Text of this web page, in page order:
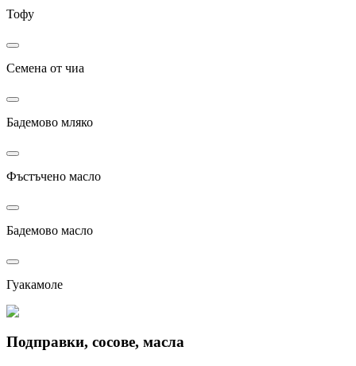
Тофу
Семена от чиа
Бадемово мляко
Фъстъчено масло
Бадемово масло
Гуакамоле
Подправки, сосове, масла